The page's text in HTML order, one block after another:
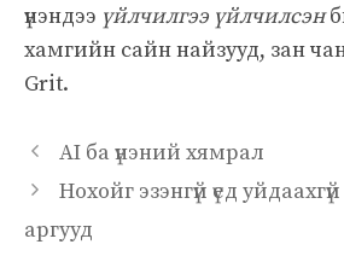
үнэндээ үйлчилгээ үйлчилсэн
хамгийн сайн найзууд, зан
Grit.
AI ба үнэний хямрал
Нохойг эзэнгүй үед
аргууд